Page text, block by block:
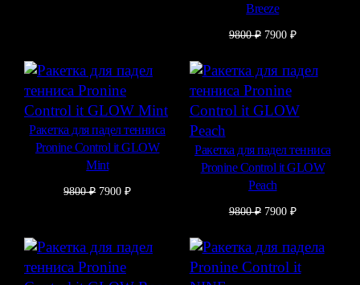
Breeze
9800₽ Первоначальная
9800 ₽.
7900 ₽Текущая
Ракетка для падел тенниса
Pronine Control it GLOW
Mint
9800₽ Первоначальная
7900₽Текущая
Ракетка для падел тенниса
Pronine Control it GLOW
Peach
9800₽ Первоначальная
9800 ₽.
7900 ₽Текущая